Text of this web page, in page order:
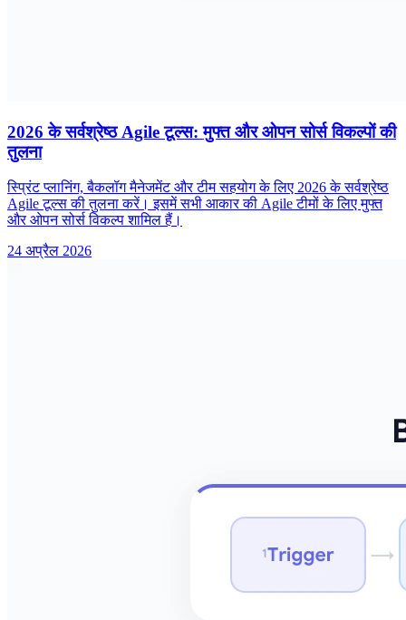
2026 के सर्वश्रेष्ठ Agile टूल्स: मुफ्त और ओपन सोर्स विकल्पों की
तुलना
स्प्रिंट प्लानिंग, बैकलॉग मैनेजमेंट और टीम सहयोग के लिए 2026 के सर्वश्रेष्ठ
Agile टूल्स की तुलना करें। इसमें सभी आकार की Agile टीमों के लिए मुफ्त
और ओपन सोर्स विकल्प शामिल हैं।
24 अप्रैल 2026